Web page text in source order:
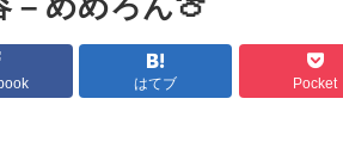
はてブ Pocket